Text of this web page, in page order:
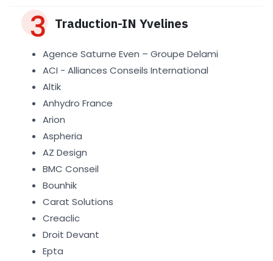
Traduction-IN Yvelines
Agence Saturne Even – Groupe Delami
ACI - Alliances Conseils International
Altik
Anhydro France
Arion
Aspheria
AZ Design
BMC Conseil
Bounhik
Carat Solutions
Creaclic
Droit Devant
Epta